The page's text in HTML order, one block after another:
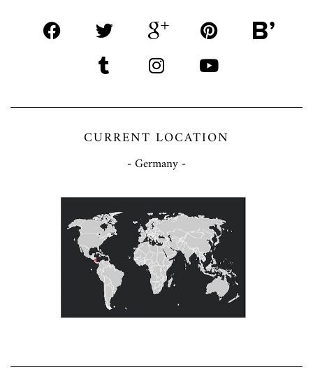
CURRENT LOCATION
- Germany -